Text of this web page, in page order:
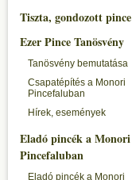
Tiszta, gondozott pince
Ezer Pince Tanösvény
Tanösvény bemutatása
Csapatépítés a Monori
Pincefaluban
Hírek, események
Eladó pincék a Monori
Pincefaluban
Eladó pincék a Monori